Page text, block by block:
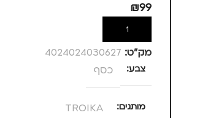
₪99
הוספה לסל
מק”ט: 4024024030627
צבע כסף
מותגים TROIKA